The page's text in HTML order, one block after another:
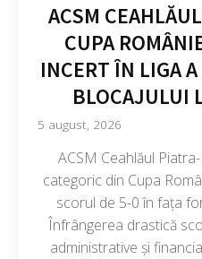
ACSM
CUPA
INCERT ÎN LIGA
BLOCAJULUI
5 august, 2026
ACSM Ceahlăul
categoric din Cupa
scorul de 5-0 în fața
Înfrângerea drastică
administrative și